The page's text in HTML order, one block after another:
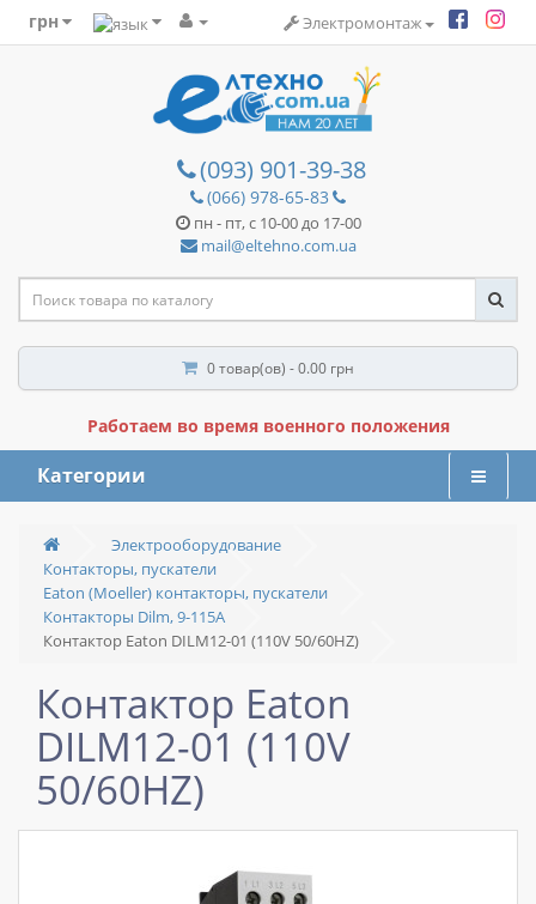
грн Электромонтаж
(093) 901-39-38
(066) 978-65-83
пн - пт, с 10-00 до 17-00
mail@eltehno.com.ua
0 товар(ов) - 0.00 грн
Работаем во время военного положения
Категории
Электрооборудование
Контакторы, пускатели
Eaton (Moeller) контакторы, пускатели
Контакторы Dilm, 9-115A
Контактор Eaton DILM12-01 (110V 50/60HZ)
Контактор Eaton
DILM12-01 (110V
50/60HZ)